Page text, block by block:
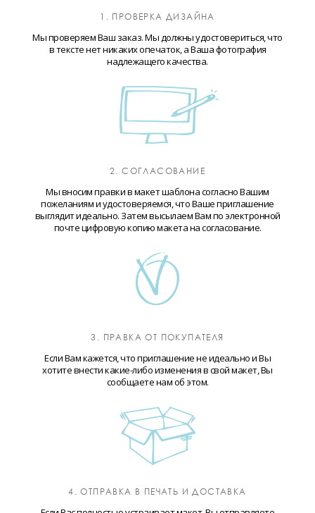
1. ПРОВЕРКА ДИЗАЙНА
Мы проверяем Ваш заказ. Мы должны удостовериться, что
в тексте нет никаких опечаток, а Ваша фотография
надлежащего качества.
2. СОГЛАСОВАНИЕ
Мы вносим правки в макет шаблона согласно Вашим
пожеланиям и удостоверяемся, что Ваше приглашение
выглядит идеально. Затем высылаем Вам по электронной
почте цифровую копию макета на согласование.
3. ПРАВКА ОТ ПОКУПАТЕЛЯ
Если Вам кажется, что приглашение не идеально и Вы
хотите внести какие-либо изменения в свой макет, Вы
сообщаете нам об этом.
4. ОТПРАВКА В ПЕЧАТЬ И ДОСТАВКА